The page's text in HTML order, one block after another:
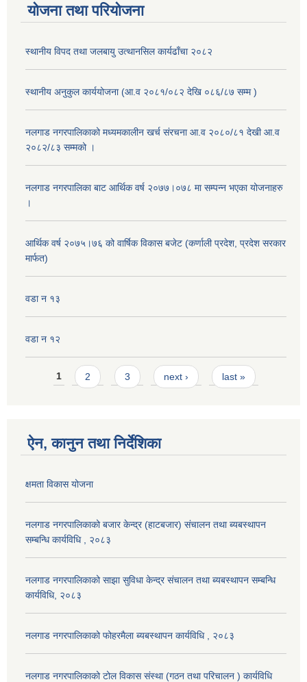
योजना तथा परियोजना
स्थानीय विपद तथा जलबायु उत्थानसिल कार्यढाँचा २०८२
स्थानीय अनुकुल कार्ययोजना (आ.व २०८१/०८२ देखि ०८६/८७ सम्म )
नलगाड नगरपालिकाको मध्यमकालीन खर्च संरचना आ.व २०८०/८१ देखी आ.व
२०८२/८३ सम्मको ।
नलगाड नगरपालिका बाट आर्थिक वर्ष २०७७।०७८ मा सम्पन्न भएका योजनाहरु
।
आर्थिक वर्ष २०७५।७६ को वार्षिक विकास बजेट (कर्णाली प्रदेश, प्रदेश सरकार
मार्फत)
वडा न १३
वडा न १२
Pages
1 2 3 next › last »
ऐन, कानुन तथा निर्देशिका
क्षमता विकास योजना
नलगाड नगरपालिकाको बजार केन्द्र (हाटबजार) संचालन तथा ब्यबस्थापन
सम्बन्धि कार्यविधि , २०८३
नलगाड नगरपालिकाको साझा सुविधा केन्द्र संचालन तथा ब्यबस्थापन सम्बन्धि
कार्यविधि, २०८३
नलगाड नगरपालिकाको फोहरमैला ब्यबस्थापन कार्यविधि , २०८३
नलगाड नगरपालिकाको टोल विकास संस्था (गठन तथा परिचालन ) कार्यविधि